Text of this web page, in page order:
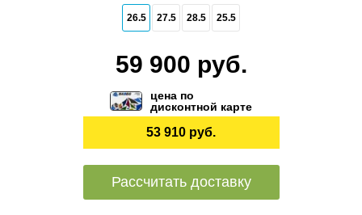
26.5 27.5 28.5 25.5
59 900 руб.
цена по
дисконтной карте
53 910 руб.
Рассчитать доставку